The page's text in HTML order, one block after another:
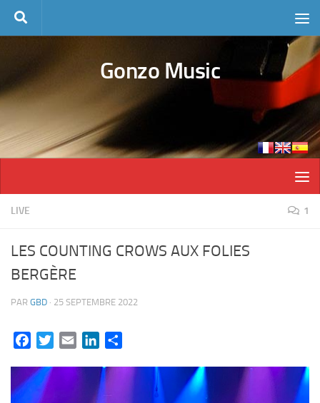
Skip to content
Gonzo Music
LIVE 1
LES COUNTING CROWS AUX FOLIES
BERGÈRE
PAR GBD · 25 SEPTEMBRE 2022
FacebookTwitterEmail LinkedIn